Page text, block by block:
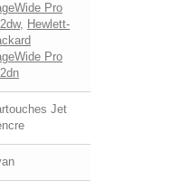
Pro
, Hewlett-
Pro
Jet